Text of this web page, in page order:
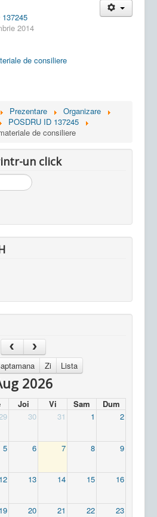
2014
de consiliere
Prezentare
Organizare
POSDRU ID 137245
de consiliere
un click
Zi Lista
2026
Joi Vi Sam
Dum
30 31 1 2
5 6 7 8 9
12 13 14 15 16
19 20 21 22 23